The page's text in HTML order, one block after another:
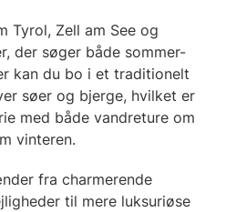
Tyrol, Zell am See og
der søger både sommer-
kan du bo i et traditionelt
søer og bjerge, hvilket er
med både vandreture om
vinteren.
fra charmerende
til mere luksuriøse